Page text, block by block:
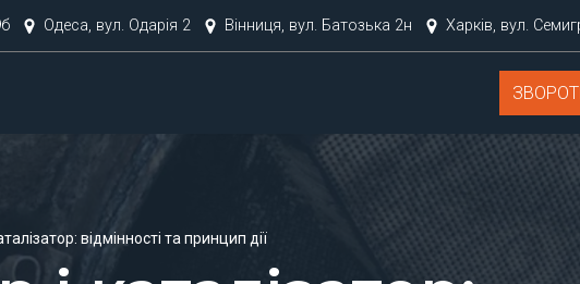
Одеса, вул. Одарія 2 Вінниця, вул. Батозька 2н Харків, вул.
відмінності та принцип дії